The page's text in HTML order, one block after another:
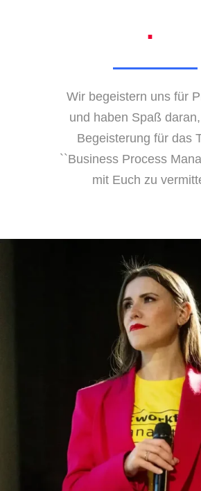
.
Wir begeistern uns für
und haben Spaß
Begeisterung für das
``Business Process
mit Euch zu